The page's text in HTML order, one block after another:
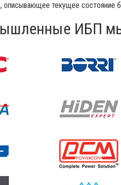
описывающее текущее состояние
ИБП